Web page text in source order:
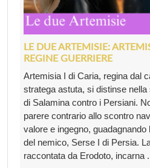
LE DUE ARTEMISIE:
REGINE GUERRIERE
Artemisia I di Caria, regina dal
stratega astuta, si distinse nella
di Salamina contro i Persiani.
parere contrario allo scontro
valore e ingegno,
del nemico, Serse I di Persia.
raccontata da Erodoto, incarna